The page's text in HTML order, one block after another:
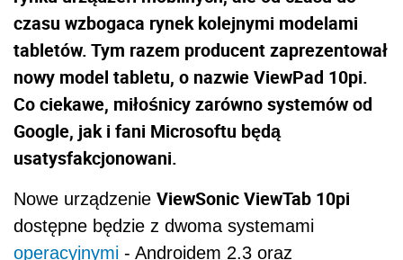
czasu wzbogaca rynek kolejnymi modelami
tabletów. Tym razem producent zaprezentował
nowy model tabletu, o nazwie ViewPad 10pi.
Co ciekawe, miłośnicy zarówno systemów od
Google, jak i fani Microsoftu będą
usatysfakcjonowani.
Nowe urządzenie ViewSonic ViewTab 10pi
dostępne będzie z dwoma systemami
operacyjnymi - Androidem 2.3 oraz